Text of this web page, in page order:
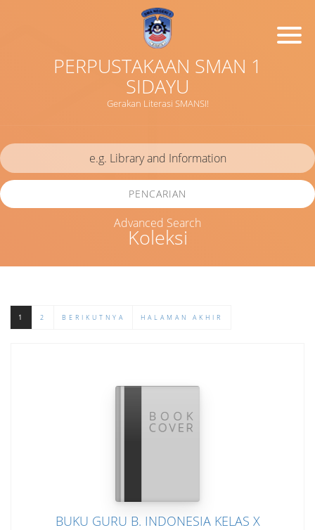
PERPUSTAKAAN SMAN 1
SIDAYU
Gerakan Literasi SMANSI!
Koleksi
PENCARIAN
Advanced Search
1 2 BERIKUTNYA HALAMAN AKHIR
BUKU GURU B. INDONESIA KELAS X